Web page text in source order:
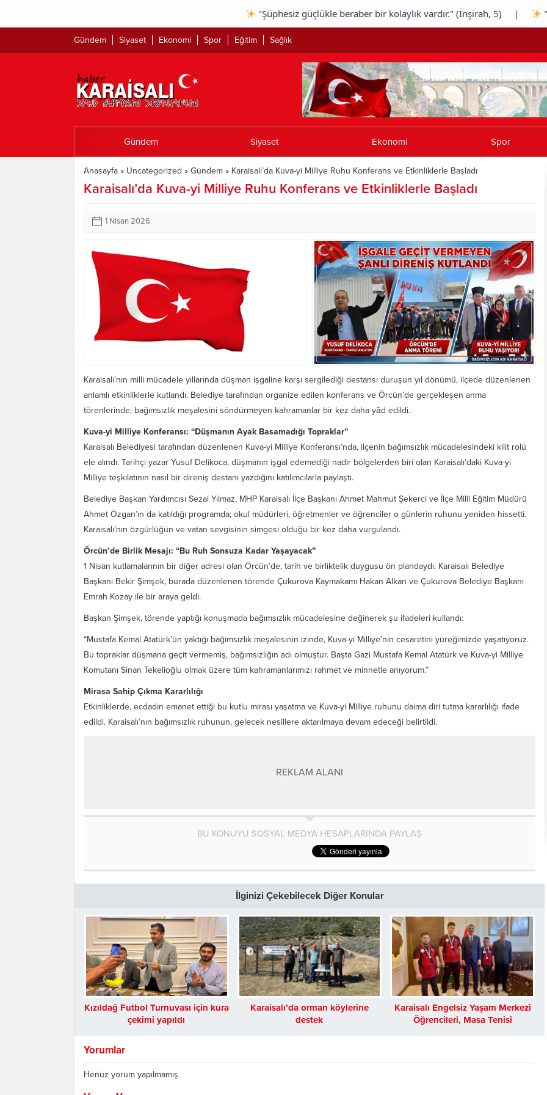
"Şüphesiz güçlükle beraber bir kolaylık vardır." (İnşirah, 5) | "Allah
Gündem Siyaset Ekonomi Spor Eğitim Sağlık
Gündem Siyaset Ekonomi Spor
Anasayfa » Uncategorized » Gündem » Karaisalı’da Kuva-yi Milliye Ruhu Konferans ve Etkinliklerle Başladı
Karaisalı’da Kuva-yi Milliye Ruhu Konferans ve Etkinliklerle Başladı
1 Nisan 2026
Karaisalı’nın milli mücadele yıllarında düşman işgaline karşı sergilediği destansı duruşun yıl dönümü, ilçede düzenlenen
anlamlı etkinliklerle kutlandı. Belediye tarafından organize edilen konferans ve Örcün’de gerçekleşen anma
törenlerinde, bağımsızlık meşalesini söndürmeyen kahramanlar bir kez daha yâd edildi.
Kuva-yi Milliye Konferansı: “Düşmanın Ayak Basamadığı Topraklar”
Karaisalı Belediyesi tarafından düzenlenen Kuva-yi Milliye Konferansı’nda, ilçenin bağımsızlık mücadelesindeki kilit rolü
ele alındı. Tarihçi yazar Yusuf Delikoca, düşmanın işgal edemediği nadir bölgelerden biri olan Karaisalı’daki Kuva-yi
Milliye teşkilatının nasıl bir direniş destanı yazdığını katılımcılarla paylaştı.
Belediye Başkan Yardımcısı Sezai Yılmaz, MHP Karaisalı İlçe Başkanı Ahmet Mahmut Şekerci ve İlçe Milli Eğitim Müdürü
Ahmet Özgan’ın da katıldığı programda; okul müdürleri, öğretmenler ve öğrenciler o günlerin ruhunu yeniden hissetti.
Karaisalı’nın özgürlüğün ve vatan sevgisinin simgesi olduğu bir kez daha vurgulandı.
Örcün’de Birlik Mesajı: “Bu Ruh Sonsuza Kadar Yaşayacak”
1 Nisan kutlamalarının bir diğer adresi olan Örcün’de, tarih ve birliktelik duygusu ön plandaydı. Karaisalı Belediye
Başkanı Bekir Şimşek, burada düzenlenen törende Çukurova Kaymakamı Hakan Alkan ve Çukurova Belediye Başkanı
Emrah Kozay ile bir araya geldi.
Başkan Şimşek, törende yaptığı konuşmada bağımsızlık mücadelesine değinerek şu ifadeleri kullandı:
“Mustafa Kemal Atatürk’ün yaktığı bağımsızlık meşalesinin izinde, Kuva-yi Milliye’nin cesaretini yüreğimizde yaşatıyoruz.
Bu topraklar düşmana geçit vermemiş, bağımsızlığın adı olmuştur. Başta Gazi Mustafa Kemal Atatürk ve Kuva-yi Milliye
Komutanı Sinan Tekelioğlu olmak üzere tüm kahramanlarımızı rahmet ve minnetle anıyorum.”
Mirasa Sahip Çıkma Kararlılığı
Etkinliklerde, ecdadın emanet ettiği bu kutlu mirası yaşatma ve Kuva-yi Milliye ruhunu daima diri tutma kararlılığı ifade
edildi. Karaisalı’nın bağımsızlık ruhunun, gelecek nesillere aktarılmaya devam edeceği belirtildi.
REKLAM ALANI
BU KONUYU SOSYAL MEDYA HESAPLARINDA PAYLAŞ
İlginizi Çekebilecek Diğer Konular
Kızıldağ Futbol Turnuvası için kura
çekimi yapıldı
Karaisalı’da orman köylerine
destek
Karaisalı Engelsiz Yaşam Merkezi
Öğrencileri, Masa Tenisi
Yorumlar
Henüz yorum yapılmamış.